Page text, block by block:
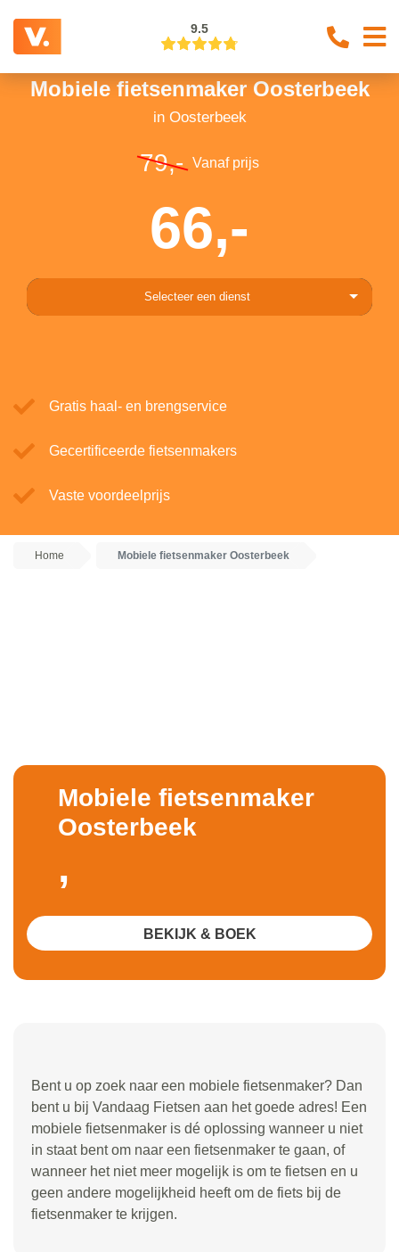
9.5
Mobiele fietsenmaker Oosterbeek
in Oosterbeek
79,- Vanaf prijs
66,-
Selecteer een dienst
Gratis haal- en brengservice
Gecertificeerde fietsenmakers
Vaste voordeelprijs
Home Mobiele fietsenmaker Oosterbeek
Bent u op zoek naar een mobiele fietsenmaker? Dan
bent u bij Vandaag Fietsen aan het goede adres! Een
mobiele fietsenmaker is dé oplossing wanneer u niet
in staat bent om naar een fietsenmaker te gaan, of
wanneer het niet meer mogelijk is om te fietsen en u
geen andere mogelijkheid heeft om de fiets bij de
fietsenmaker te krijgen.
Mobiele fietsenmaker
Oosterbeek
,
BEKIJK & BOEK